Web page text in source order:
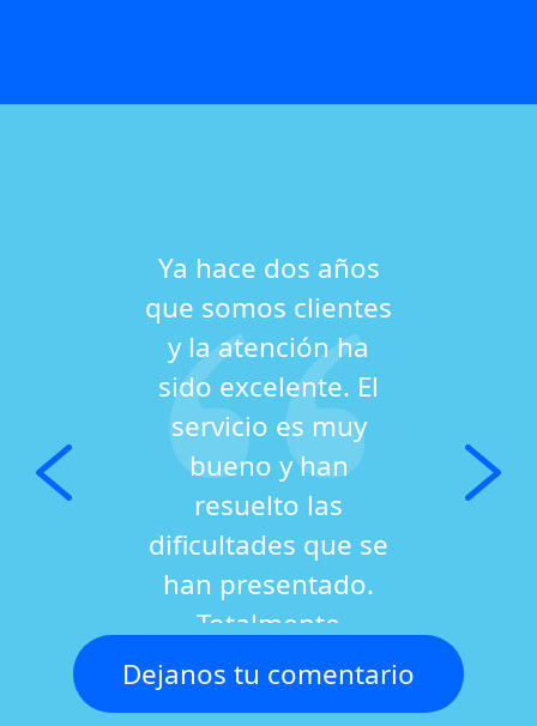
Ya hace dos años
que somos clientes
y la atención ha
sido excelente. El
servicio es muy
bueno y han
resuelto las
dificultades que se
han presentado.
Totalmente
recomendable.
Dejanos tu comentario